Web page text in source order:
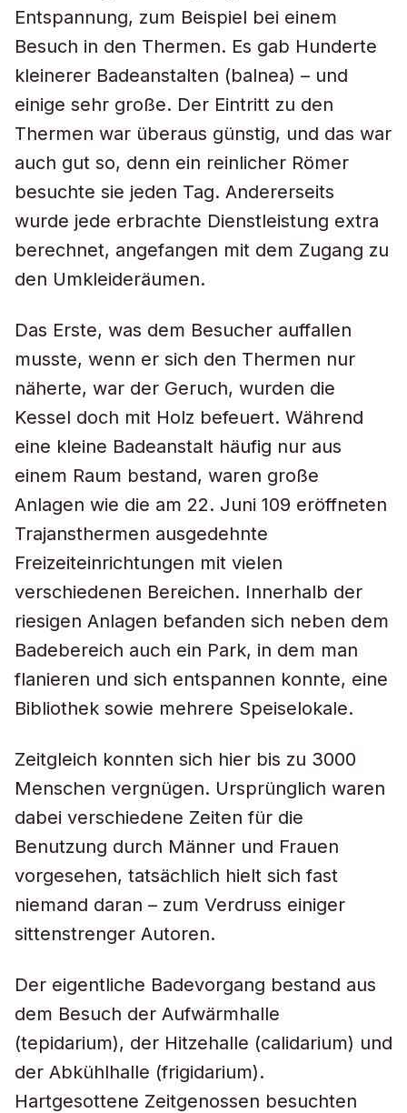
Entspannung, zum Beispiel bei einem
Besuch in den Thermen. Es gab Hunderte
kleinerer Badeanstalten (balnea) – und
einige sehr große. Der Eintritt zu den
Thermen war überaus günstig, und das war
auch gut so, denn ein reinlicher Römer
besuchte sie jeden Tag. Andererseits
wurde jede erbrachte Dienstleistung extra
berechnet, angefangen mit dem Zugang zu
den Umkleideräumen.
Das Erste, was dem Besucher auffallen
musste, wenn er sich den Thermen nur
näherte, war der Geruch, wurden die
Kessel doch mit Holz befeuert. Während
eine kleine Badeanstalt häufig nur aus
einem Raum bestand, waren große
Anlagen wie die am 22. Juni 109 eröffneten
Trajansthermen ausgedehnte
Freizeiteinrichtungen mit vielen
verschiedenen Bereichen. Innerhalb der
riesigen Anlagen befanden sich neben dem
Badebereich auch ein Park, in dem man
flanieren und sich entspannen konnte, eine
Bibliothek sowie mehrere Speiselokale.
Zeitgleich konnten sich hier bis zu 3000
Menschen vergnügen. Ursprünglich waren
dabei verschiedene Zeiten für die
Benutzung durch Männer und Frauen
vorgesehen, tatsächlich hielt sich fast
niemand daran – zum Verdruss einiger
sittenstrenger Autoren.
Der eigentliche Badevorgang bestand aus
dem Besuch der Aufwärmhalle
(tepidarium), der Hitzehalle (calidarium) und
der Abkühlhalle (frigidarium).
Hartgesottene Zeitgenossen besuchten